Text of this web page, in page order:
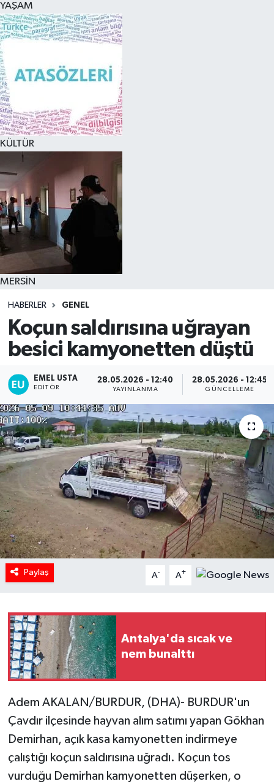
YAŞAM
KÜLTÜR
MERSİN
HABERLER GENEL
Koçun saldırısına uğrayan
besici kamyonetten düştü
EMEL USTA
EDITÖR
28.05.2026 - 12:40
YAYINLANMA
28.05.2026 - 12:45
GÜNCELLEME
Paylaş A- A+
Antalya'da sıcak ve
nem bunalttı
Adem AKALAN/BURDUR, (DHA)- BURDUR'un
Çavdır ilçesinde hayvan alım satımı yapan Gökhan
Demirhan, açık kasa kamyonetten indirmeye
çalıştığı koçun saldırısına uğradı. Koçun tos
vurduğu Demirhan kamyonetten düşerken, o